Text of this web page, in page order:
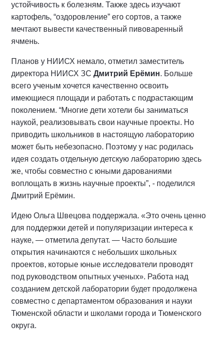
устойчивость к болезням. Также здесь изучают
картофель, “оздоровление” его сортов, а также
мечтают вывести качественный пивоваренный
ячмень.
Планов у НИИСХ немало, отметил заместитель
директора НИИСХ ЗС Дмитрий Ерёмин. Больше
всего ученым хочется качественно освоить
имеющиеся площади и работать с подрастающим
поколением. “Многие дети хотели бы заниматься
наукой, реализовывать свои научные проекты. Но
приводить школьников в настоящую лабораторию
может быть небезопасно. Поэтому у нас родилась
идея создать отдельную детскую лабораторию здесь
же, чтобы совместно с юными дарованиями
воплощать в жизнь научные проекты”, - поделился
Дмитрий Ерёмин.
Идею Ольга Швецова поддержала. «Это очень ценно
для поддержки детей и популяризации интереса к
науке, — отметила депутат. — Часто большие
открытия начинаются с небольших школьных
проектов, которые юные исследователи проводят
под руководством опытных ученых». Работа над
созданием детской лаборатории будет продолжена
совместно с департаментом образования и науки
Тюменской области и школами города и Тюменского
округа.